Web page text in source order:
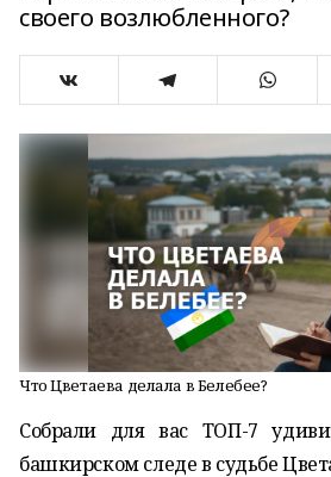
своего возлюбленного?
Что Цветаева делала в Белебее?
Собрали для вас ТОП-7
башкирском следе в судьбе